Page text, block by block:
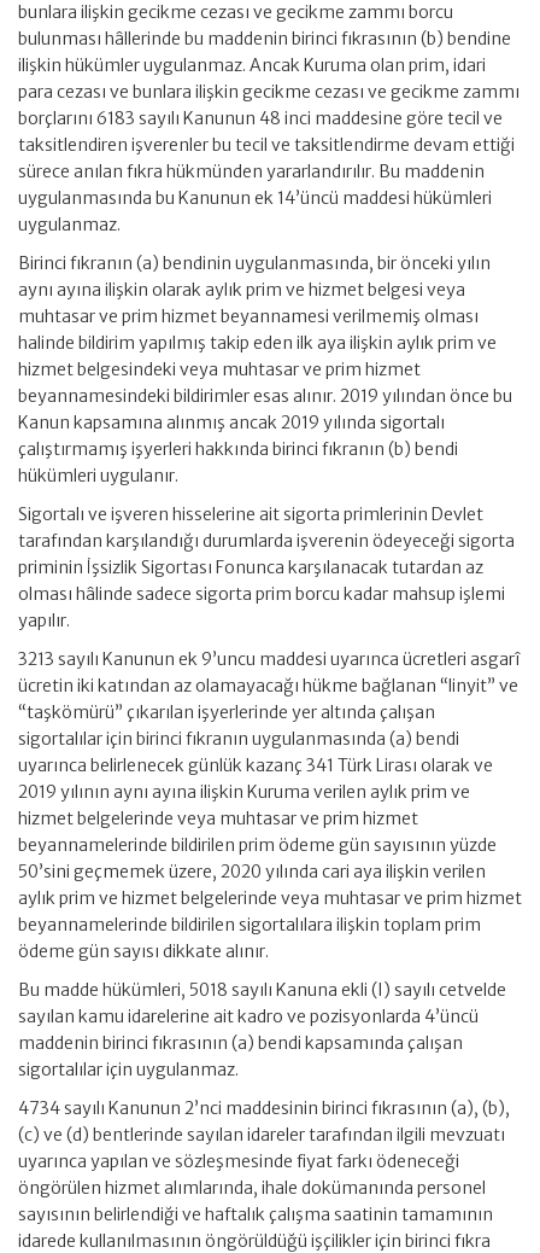
bunlara ilişkin gecikme cezası ve gecikme zammı borcu
bulunması hâllerinde bu maddenin birinci fıkrasının (b) bendine
ilişkin hükümler uygulanmaz. Ancak Kuruma olan prim, idari
para cezası ve bunlara ilişkin gecikme cezası ve gecikme zammı
borçlarını 6183 sayılı Kanunun 48 inci maddesine göre tecil ve
taksitlendiren işverenler bu tecil ve taksitlendirme devam ettiği
sürece anılan fıkra hükmünden yararlandırılır. Bu maddenin
uygulanmasında bu Kanunun ek 14’üncü maddesi hükümleri
uygulanmaz.
Birinci fıkranın (a) bendinin uygulanmasında, bir önceki yılın
aynı ayına ilişkin olarak aylık prim ve hizmet belgesi veya
muhtasar ve prim hizmet beyannamesi verilmemiş olması
halinde bildirim yapılmış takip eden ilk aya ilişkin aylık prim ve
hizmet belgesindeki veya muhtasar ve prim hizmet
beyannamesindeki bildirimler esas alınır. 2019 yılından önce bu
Kanun kapsamına alınmış ancak 2019 yılında sigortalı
çalıştırmamış işyerleri hakkında birinci fıkranın (b) bendi
hükümleri uygulanır.
Sigortalı ve işveren hisselerine ait sigorta primlerinin Devlet
tarafından karşılandığı durumlarda işverenin ödeyeceği sigorta
priminin İşsizlik Sigortası Fonunca karşılanacak tutardan az
olması hâlinde sadece sigorta prim borcu kadar mahsup işlemi
yapılır.
3213 sayılı Kanunun ek 9’uncu maddesi uyarınca ücretleri asgarî
ücretin iki katından az olamayacağı hükme bağlanan “linyit” ve
“taşkömürü” çıkarılan işyerlerinde yer altında çalışan
sigortalılar için birinci fıkranın uygulanmasında (a) bendi
uyarınca belirlenecek günlük kazanç 341 Türk Lirası olarak ve
2019 yılının aynı ayına ilişkin Kuruma verilen aylık prim ve
hizmet belgelerinde veya muhtasar ve prim hizmet
beyannamelerinde bildirilen prim ödeme gün sayısının yüzde
50’sini geçmemek üzere, 2020 yılında cari aya ilişkin verilen
aylık prim ve hizmet belgelerinde veya muhtasar ve prim hizmet
beyannamelerinde bildirilen sigortalılara ilişkin toplam prim
ödeme gün sayısı dikkate alınır.
Bu madde hükümleri, 5018 sayılı Kanuna ekli (I) sayılı cetvelde
sayılan kamu idarelerine ait kadro ve pozisyonlarda 4’üncü
maddenin birinci fıkrasının (a) bendi kapsamında çalışan
sigortalılar için uygulanmaz.
4734 sayılı Kanunun 2’nci maddesinin birinci fıkrasının (a), (b),
(c) ve (d) bentlerinde sayılan idareler tarafından ilgili mevzuatı
uyarınca yapılan ve sözleşmesinde fiyat farkı ödeneceği
öngörülen hizmet alımlarında, ihale dokümanında personel
sayısının belirlendiği ve haftalık çalışma saatinin tamamının
idarede kullanılmasının öngörüldüğü işçilikler için birinci fıkra